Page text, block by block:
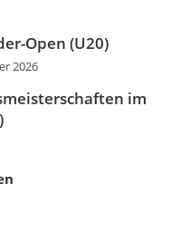
Open (U20)
2026
im